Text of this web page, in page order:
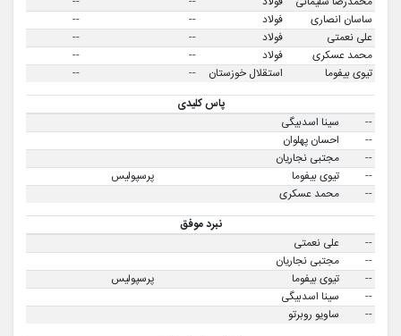
ساسان انصاری
فولاد --
--
علی نعمتی
فولاد --
--
محمد عسکری
فولاد --
--
تیوی بیفوما
استقلال خوزستان --
--
پاس کلیدی
--
سینا اسدبیگی
--
احسان پهلوان
--
مجتبی نجاریان
--
تیوی بیفوما
پرسپولیس
--
محمد عسکری
نبرد موفق
--
علی نعمتی
--
مجتبی نجاریان
--
تیوی بیفوما
پرسپولیس
--
سینا اسدبیگی
--
ساویو روبرتو